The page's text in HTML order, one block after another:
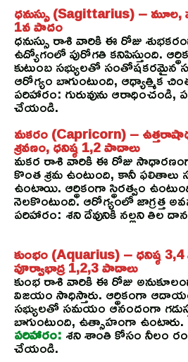
ధనుస్సు (Sagittarius) –
1వ పాదం
ధనుస్సు రాశి వారికి ఈ రోజు
ఉద్యోగంలో పురోగతి కనిపిస్తుంది.
కుటుంబ సభ్యులతో సంతోషకరమైన
ఆరోగ్యం బాగుంటుంది, ఆధ్యాత్మిక
పరిహారం: గురువును ఆరాధించండి,
చేయండి.
మకరం (Capricorn) –
శ్రవణం, ధనిష్ఠ 1,2 పాదాలు
మకర రాశి వారికి ఈ రోజు
కొంత శ్రమ ఉంటుంది, కానీ ఫలితాలు
ఉంటాయి. ఆర్థికంగా స్థిరత్వం
నెలకొంటుంది. ఆరోగ్యంలో జాగ్రత్త
పరిహారం: శని దేవునికి నల్లని తిల
కుంభం (Aquarius) – ధనిష్ఠ
పూర్వాభాద్ర 1,2,3 పాదాలు
కుంభ రాశి వారికి ఈ రోజు
విజయం సాధిస్తారు. ఆర్థికంగా ఆదాయం
సభ్యులతో సమయం ఆనందంగా
బాగుంటుంది, ఉత్సాహంగా ఉంటారు.
పరిహారం:శని శాంతి కోసం నీలం
చేయండి.